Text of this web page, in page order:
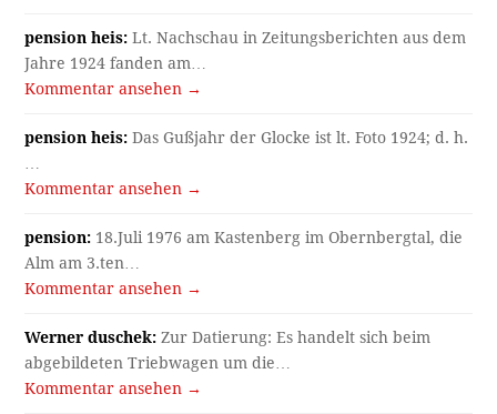
pension heis: Lt. Nachschau in Zeitungsberichten aus dem
Jahre 1924 fanden am…
Kommentar ansehen →
pension heis: Das Gußjahr der Glocke ist lt. Foto 1924; d. h.
Kommentar ansehen →
pension: 18.Juli 1976 am Kastenberg im Obernbergtal, die
Alm am 3.ten…
Kommentar ansehen →
Werner duschek: Zur Datierung: Es handelt sich beim
abgebildeten Triebwagen um die…
Kommentar ansehen →